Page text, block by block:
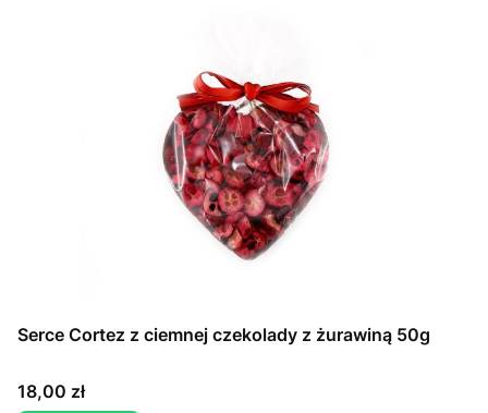
Serce Cortez z ciemnej czekolady z żurawiną 50g
Cena
18,00 zł